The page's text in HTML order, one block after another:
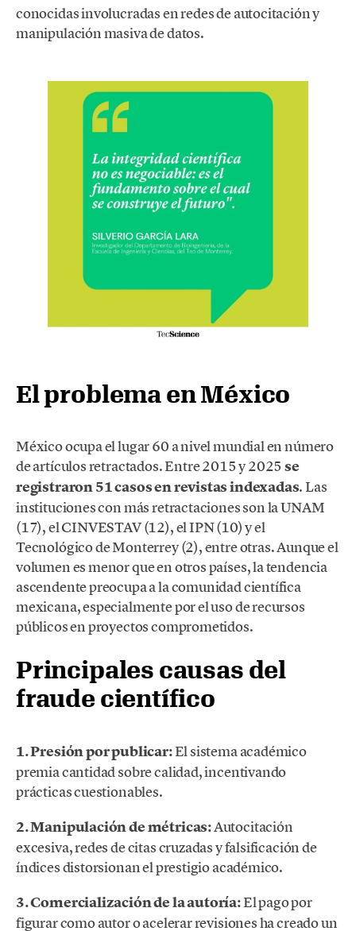
conocidas involucradas en redes de autocitación y
manipulación masiva de datos.
El problema en México
México ocupa el lugar 60 a nivel mundial en número
de artículos retractados. Entre 2015 y 2025se
registraron 51 casos en revistas indexadas. Las
instituciones con más retractaciones son la UNAM
(17), el CINVESTAV (12), el IPN (10) y el
Tecnológico de Monterrey (2), entre otras. Aunque el
volumen es menor que en otros países, la tendencia
ascendente preocupa a la comunidad científica
mexicana, especialmente por el uso de recursos
públicos en proyectos comprometidos.
Principales causas del
fraude científico
1. Presión por publicar:El sistema académico
premia cantidad sobre calidad, incentivando
prácticas cuestionables.
2. Manipulación de métricas:Autocitación
excesiva, redes de citas cruzadas y falsificación de
índices distorsionan el prestigio académico.
3. Comercialización de la autoría:El pago por
figurar como autor o acelerar revisiones ha creado un